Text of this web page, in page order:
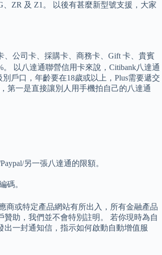
ZR 及 Z1。 以後有甚麼新型號支援，大家
公司卡、採購卡、商務卡、Gift 卡、貴賓
以八達通聯營信用卡來說，Citibank八達通
戶口，年齡要在18歲或以上，Plus需要遞交
第一是直接讓別人用手機拍自己的八達通
另一張八達通的限額。
碼。
商或特定產品網站有所出入，所有金融產品
助，我們並不會特別註明。 若你現時為自
一封通知信，指示如何啟動自動增值服